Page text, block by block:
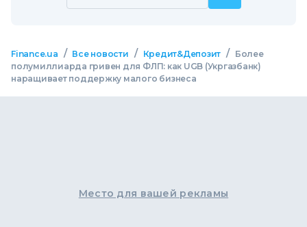
Finance.ua / Все новости / Кредит&Депозит /
Более
полумиллиарда гривен для ФЛП: как UGB (Укргазбанк)
наращивает поддержку малого бизнеса
Место для вашей рекламы